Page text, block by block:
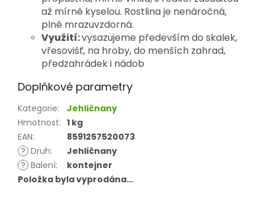
až mírně kyselou. Rostlina je nenáročná,
plně mrazuvzdorná.
Využití:vysazujeme především do skalek,
vřesovišť, na hroby, do menších zahrad,
předzahrádek i nádob
Doplňkové parametry
Kategorie:
Jehličnany
Hmotnost: 1 kg
EAN:
8591257520073
? Druh:
Jehličnany
? Balení:
kontejner
Položka byla vyprodána…